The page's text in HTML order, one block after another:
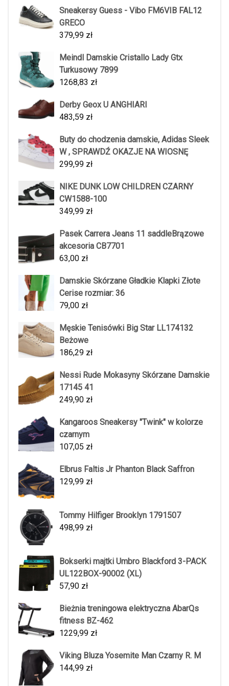
Sneakersy Guess - Vibo FM6VIB FAL12
GRECO
379,99 zł
Meindl Damskie Cristallo Lady Gtx
Turkusowy 7899
1268,83 zł
Derby Geox U ANGHIARI
483,59 zł
Buty do chodzenia damskie, Adidas Sleek
W , SPRAWDŹ OKAZJE NA WIOSNĘ
299,99 zł
NIKE DUNK LOW CHILDREN CZARNY
CW1588-100
349,99 zł
Pasek Carrera Jeans 11 saddleBrązowe
akcesoria CB7701
63,00 zł
Damskie Skórzane Gładkie Klapki Złote
Cerise rozmiar: 36
79,00 zł
Męskie Tenisówki Big Star LL174132
Beżowe
186,29 zł
Nessi Rude Mokasyny Skórzane Damskie
17145 41
249,90 zł
Kangaroos Sneakersy "Twink" w kolorze
czarnym
107,05 zł
Elbrus Faltis Jr Phanton Black Saffron
129,99 zł
Tommy Hilfiger Brooklyn 1791507
498,99 zł
Bokserki majtki Umbro Blackford 3-PACK
UL122BOX-90002 (XL)
57,90 zł
Bieżnia treningowa elektryczna AbarQs
fitness BZ-462
1229,99 zł
Viking Bluza Yosemite Man Czarny R. M
144,99 zł